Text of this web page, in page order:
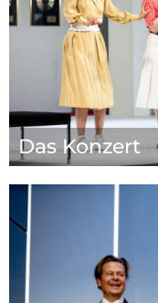
Das Konzert